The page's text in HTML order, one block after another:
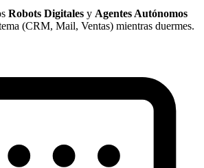
Robots Digitales y Agentes Autónomos
(CRM, Mail, Ventas) mientras duermes.